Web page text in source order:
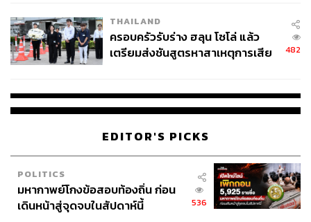
THAILAND
ครอบครัวรับร่าง ฮลุน โซโล่ แล้ว
เตรียมส่งชันสูตรหาสาเหตุการเสีย
482
EDITOR'S PICKS
POLITICS
มหากาพย์โกงข้อสอบท้องถิ่น ก่อน
เดินหน้าสู่จุดจบในสัปดาห์นี้
536